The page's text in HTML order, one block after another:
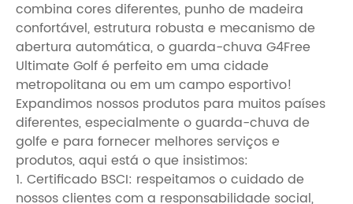
combina cores diferentes, punho de madeira
confortável, estrutura robusta e mecanismo de
abertura automática, o guarda-chuva G4Free
Ultimate Golf é perfeito em uma cidade
metropolitana ou em um campo esportivo!
Expandimos nossos produtos para muitos países
diferentes, especialmente o guarda-chuva de
golfe e para fornecer melhores serviços e
produtos, aqui está o que insistimos:
1. Certificado BSCI: respeitamos o cuidado de
nossos clientes com a responsabilidade social,